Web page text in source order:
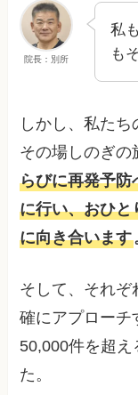
院長：別所
私
も
しかし、私た
その場しのぎの
らびに再発予防
に行い、おひと
に向き合います
そして、それぞ
確にアプローチ
50,000件を超え
た。